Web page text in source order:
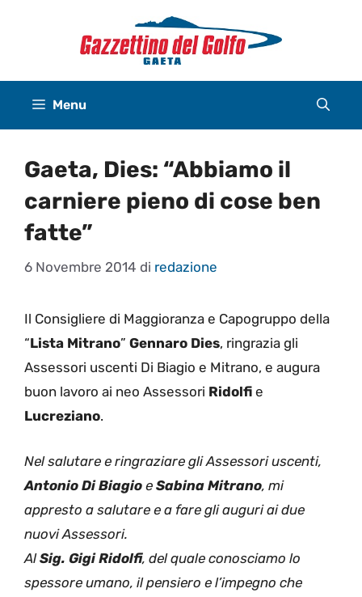
Menu
Gaeta, Dies: “Abbiamo il
carniere pieno di cose ben
fatte”
6 Novembre 2014 di redazione
Il Consigliere di Maggioranza e Capogruppo della
“Lista Mitrano” Gennaro Dies, ringrazia gli
Assessori uscenti Di Biagio e Mitrano, e augura
buon lavoro ai neo Assessori Ridolfi e
Lucreziano.
Nel salutare e ringraziare gli Assessori uscenti,
Antonio Di Biagio e Sabina Mitrano, mi
appresto a salutare e a fare gli auguri ai due
nuovi Assessori.
AlSig. Gigi Ridolfi, del quale conosciamo lo
spessore umano, il pensiero e l’impegno che